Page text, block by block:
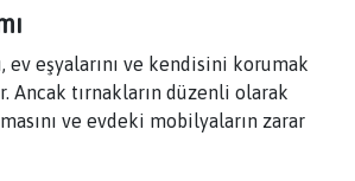
ev eşyalarını ve kendisini korumak
Ancak tırnakların düzenli olarak
ve evdeki mobilyaların zarar